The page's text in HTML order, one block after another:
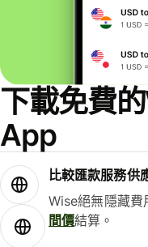
下載免費
App
比較匯款服務供
Wise絕無隱藏費
間價結算。